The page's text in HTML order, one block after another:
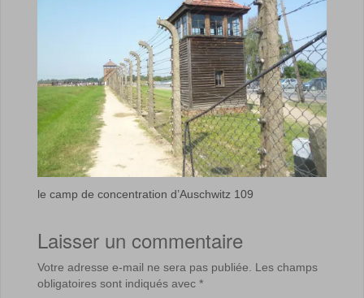
le camp de concentration d’Auschwitz 109
Laisser un commentaire
Votre adresse e-mail ne sera pas publiée. Les champs
obligatoires sont indiqués avec *